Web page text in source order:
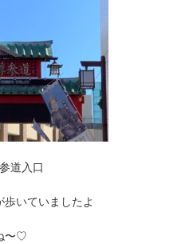
道入口
いていましたよ
〜♡